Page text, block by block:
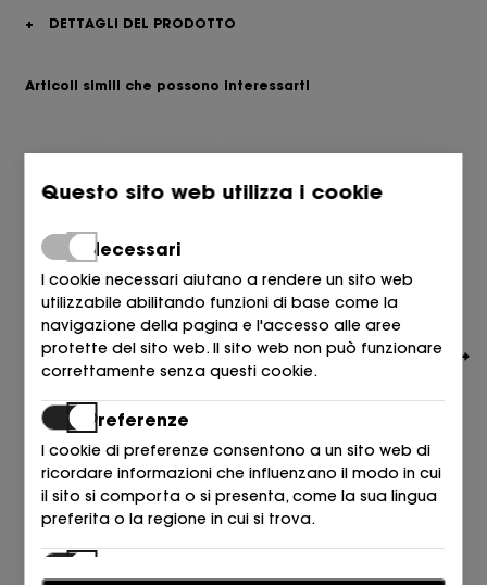
+
DETTAGLI DEL PRODOTTO
Articoli simili che possono interessarti
CULT GAIA
TACON BOLA PALA RAFIA BEIGE NATURALE
Questo sito web utilizza i cookie
Necessari
I cookie necessari aiutano a rendere un sito web
utilizzabile abilitando funzioni di base come la
navigazione della pagina e l'accesso alle aree
protette del sito web. Il sito web non può funzionare
correttamente senza questi cookie.
Preferenze
I cookie di preferenze consentono a un sito web di
ricordare informazioni che influenzano il modo in cui
il sito si comporta o si presenta, come la sua lingua
preferita o la regione in cui si trova.